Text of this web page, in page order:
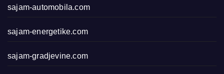
sajam-automobila.com
sajam-energetike.com
sajam-gradjevine.com